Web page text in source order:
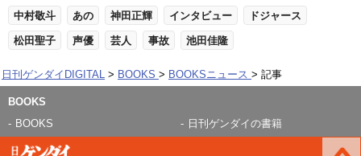
中村敬斗 あの 神田正輝 インタビュー ドジャース
松田聖子 声優 芸人 事故 池田佳隆
日刊ゲンダイDIGITAL BOOKS BOOKSニュース 記事
BOOKS
BOOKS
日刊ゲンダイの書籍